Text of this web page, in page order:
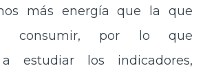
más energía que la que
consumir, por lo que
a estudiar los indicadores,